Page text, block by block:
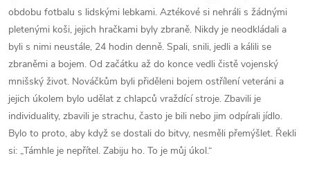
obdobu fotbalu s lidskými lebkami. Aztékové si nehráli s žádnými
pletenými koši, jejich hračkami byly zbraně. Nikdy je neodkládali a
byli s nimi neustále, 24 hodin denně. Spali, snili, jedli a kálili se
zbraněmi a bojem. Od začátku až do konce vedli čistě vojenský
mnišský život. Nováčkům byli přiděleni bojem ostřílení veteráni a
jejich úkolem bylo udělat z chlapců vraždící stroje. Zbavili je
individuality, zbavili je strachu, často je bili nebo jim odpírali jídlo.
Bylo to proto, aby když se dostali do bitvy, nesměli přemýšlet. Řekli
si: „Támhle je nepřítel. Zabiju ho. To je můj úkol.“